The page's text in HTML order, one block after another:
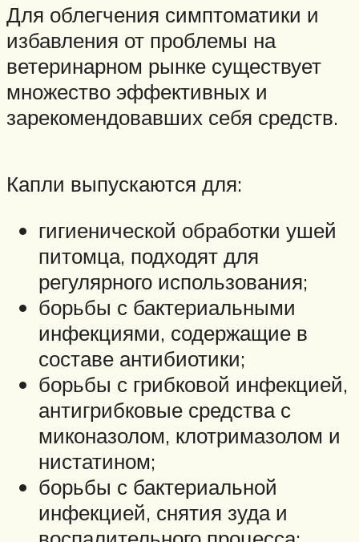
Для облегчения симптоматики и
избавления от проблемы на
ветеринарном рынке существует
множество эффективных и
зарекомендовавших себя средств.
Капли выпускаются для:
гигиенической обработки ушей
питомца, подходят для
регулярного использования;
борьбы с бактериальными
инфекциями, содержащие в
составе антибиотики;
борьбы с грибковой инфекцией,
антигрибковые средства с
миконазолом, клотримазолом и
нистатином;
борьбы с бактериальной
инфекцией, снятия зуда и